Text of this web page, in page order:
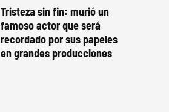
Tristeza sin fin: murió un
famoso actor que será
recordado por sus papeles
en grandes producciones